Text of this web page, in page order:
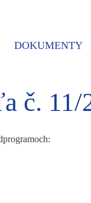
DOKUMENTY
č. 11/